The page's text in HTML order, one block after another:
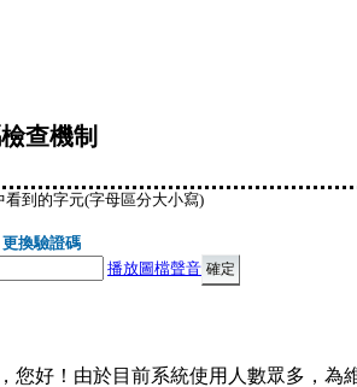
查機制
看到的字元(字母區分大小寫)
更換驗證碼
播放圖檔聲音
您好！由於目前系統使用人數眾多，